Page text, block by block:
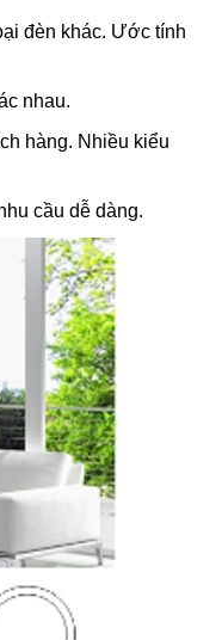
đèn khác. Ước tính
nhau.
hàng. Nhiều kiểu
cầu dễ dàng.